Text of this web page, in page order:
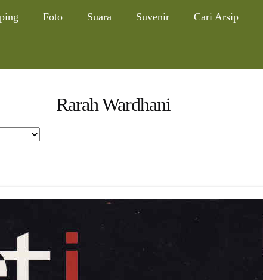
Foto Suara Suvenir Cari Arsip
Rarah Wardhani